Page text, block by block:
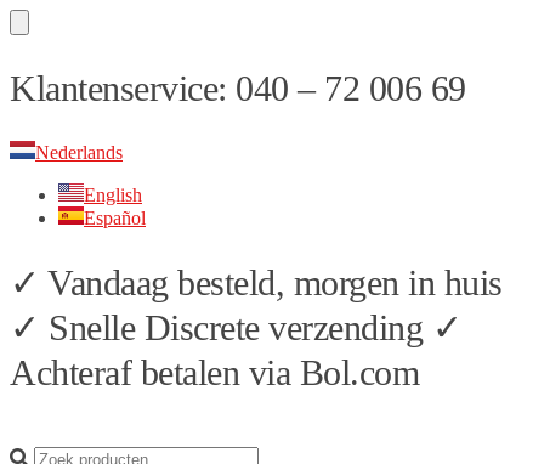
Skip
to
Skip
to
Klantenservice: 040 – 72 006 69
Nederlands
English
Español
✓ Vandaag besteld, morgen in huis
✓ Snelle Discrete verzending ✓
Achteraf betalen via Bol.com